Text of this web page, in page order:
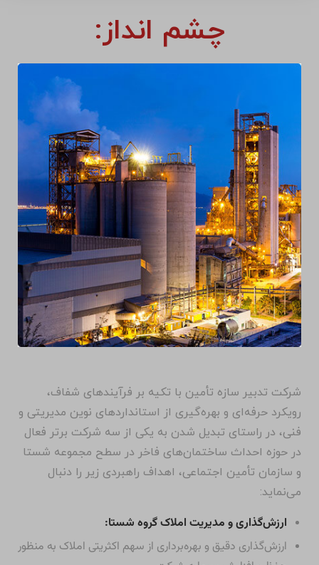
چشم انداز:
شرکت تدبیر سازه تأمین با تکیه بر فرآیندهای شفاف،
رویکرد حرفه‌ای و بهره‌گیری از استانداردهای نوین مدیریتی و
فنی، در راستای تبدیل شدن به یکی از سه شرکت برتر فعال
در حوزه احداث ساختمان‌های فاخر در سطح مجموعه شستا
و سازمان تأمین اجتماعی، اهداف راهبردی زیر را دنبال
می‌نماید:
ارزش‌گذاری و مدیریت املاک گروه شستا:
ارزش‌گذاری دقیق و بهره‌برداری از سهم اکثریتی املاک به منظور